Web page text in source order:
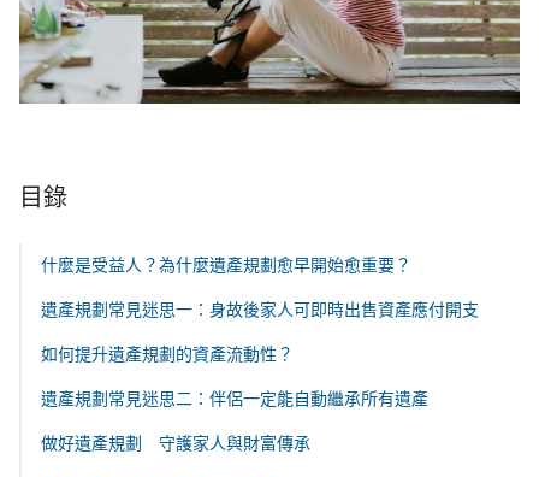
目錄
什麼是受益人？為什麼遺產規劃愈早開始愈重要？
遺產規劃常見迷思一：身故後家人可即時出售資產應付開支
如何提升遺產規劃的資產流動性？
遺產規劃常見迷思二：伴侶一定能自動繼承所有遺產
做好遺產規劃 守護家人與財富傳承